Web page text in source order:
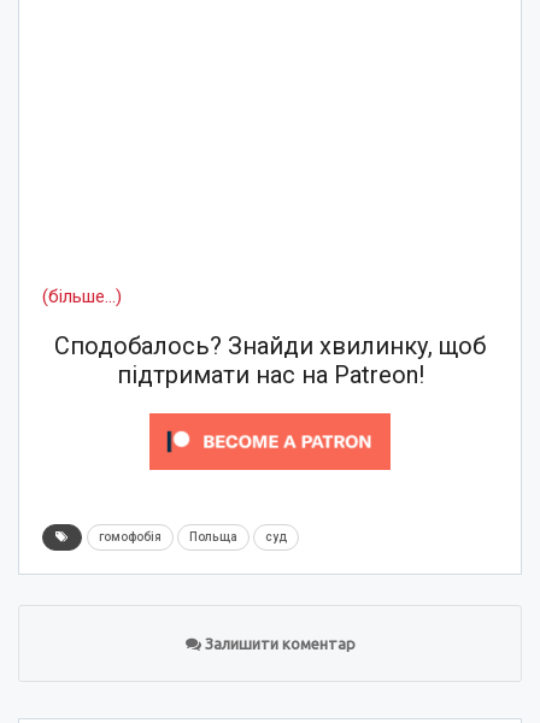
(більше…)
Сподобалось? Знайди хвилинку, щоб
підтримати нас на Patreon!
гомофобія Польща суд
Залишити коментар